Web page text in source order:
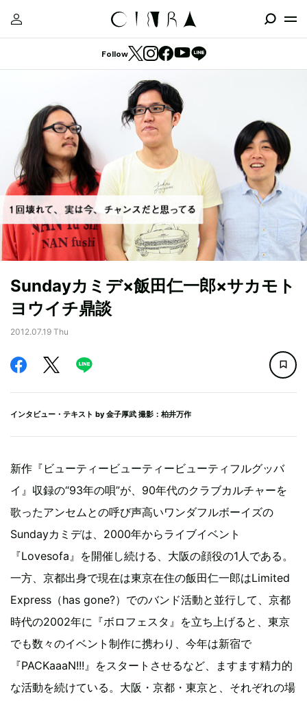
Follow
Sundayカミデ×飯田仁一郎×サカモト
ヨウイチ鼎談
2012.07.19 Thu
インタビュー・テキスト by 金子厚武 撮影：柏井万作
新作『ビューティービューティービューティフルグッバ
イ』収録の“93年の唄”が、90年代のクラブカルチャーを
歌ったアンセムとの呼び声高いワンダフルボーイズの
Sundayカミデは、2000年からライブイベント
『Lovesofa』を開催し続ける、大阪の顔役の1人である。
一方、京都出身で現在は東京在住の飯田仁一郎はLimited
Express（has gone?）でのバンド活動と並行して、京都
時代の2002年に『ボロフェスタ』を立ち上げると、東京
でも数々のイベント制作に携わり、今年は新宿で
『PACKaaaN!!!』をスタートさせるなど、ますます精力的
な活動を続けている。大阪・京都・東京と、それぞれの場